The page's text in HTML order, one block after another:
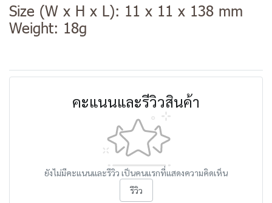
Size (W x H x L): 11 x 11 x 138 mm
Weight: 18g
คะแนนและรีวิวสินค้า
ยังไม่มีคะแนนและรีวิว เป็นคนแรกที่แสดงความคิดเห็น
รีวิว